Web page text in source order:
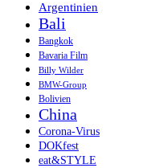
Argentinien
Bali
Bangkok
Bavaria Film
Billy Wilder
BMW-Group
Bolivien
China
Corona-Virus
DOKfest
eat&STYLE